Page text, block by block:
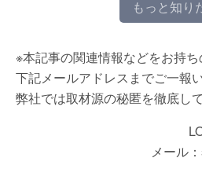
もっと知り
※本記事の関連情報などをお持
下記メールアドレスまでご一報
弊社では取材源の秘匿を徹底して
メール